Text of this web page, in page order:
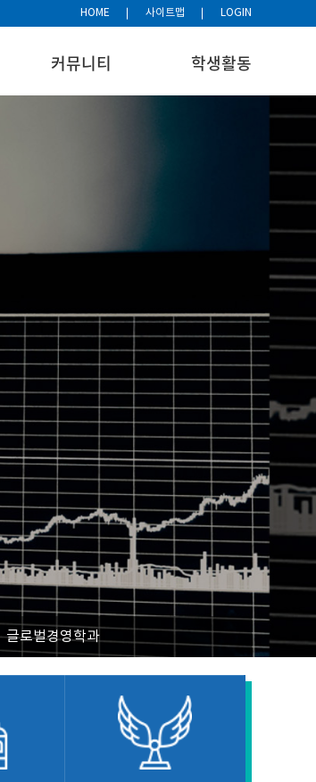
HOME 사이트맵 LOGIN
커뮤니티 학생활동
글로벌경영학과